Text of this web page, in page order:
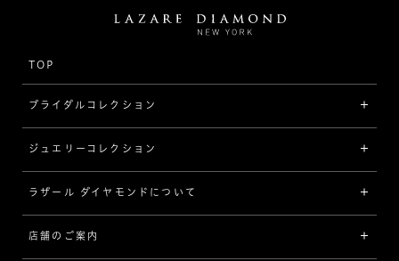
TOP
ブライダルコレクション
婚約指輪（エンゲージリング）
[素材から選ぶ]
プラチナ
ジュエリーコレクション
ジュエリーコレクショントップ
ジュエリー一覧
ラザール ダイヤモンドについて
ラザール ダイヤモンドについて
店舗のご案内